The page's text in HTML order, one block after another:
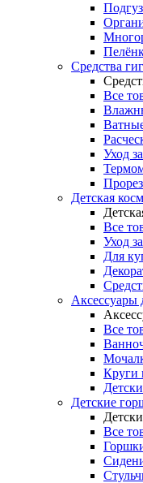
Средства
Все
Уход
Детская
Все
Уход
Для
Аксессуары
Все
Круги
Детские
Все